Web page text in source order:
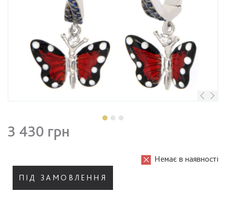
3 430 грн
Немає в наявності
ПІД ЗАМОВЛЕННЯ